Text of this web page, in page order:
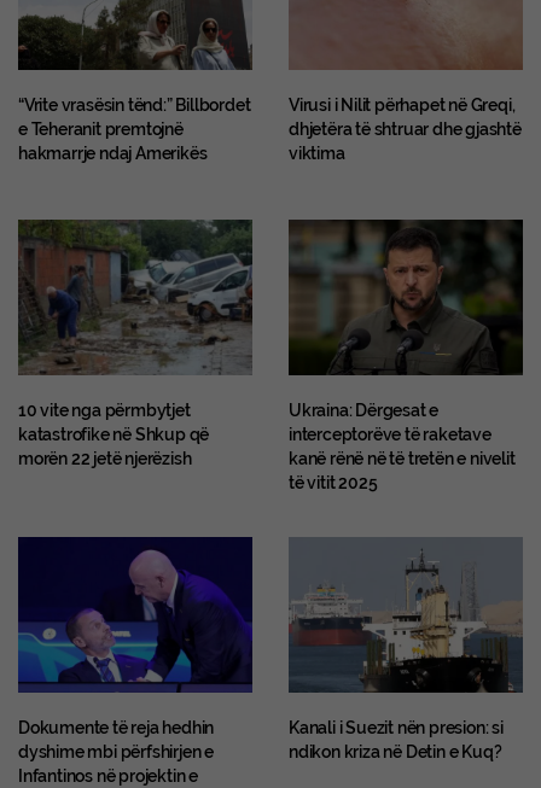
“Vrite vrasësin tënd:” Billbordet
e Teheranit premtojnë
hakmarrje ndaj Amerikës
Virusi i Nilit përhapet në Greqi,
dhjetëra të shtruar dhe gjashtë
viktima
10 vite nga përmbytjet
katastrofike në Shkup që
morën 22 jetë njerëzish
Ukraina: Dërgesat e
interceptorëve të raketave
kanë rënë në të tretën e nivelit
të vitit 2025
Dokumente të reja hedhin
dyshime mbi përfshirjen e
Infantinos në projektin e
Kanali i Suezit nën presion: si
ndikon kriza në Detin e Kuq?